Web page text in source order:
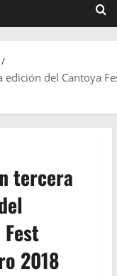
edición del Cantoya
tercera
2018